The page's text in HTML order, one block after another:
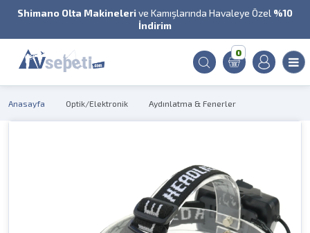
Shimano Olta Makinelerive Kamışlarında Havaleye Özel %10
İndirim
0
Anasayfa Optik/Elektronik Aydınlatma & Fenerler